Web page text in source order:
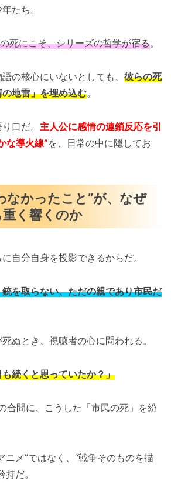
たち。
死にこそ、シリーズの哲学が宿る。
の核心にいないとしても、 彼らの死
地雷」を埋め込む。
口だ。 主人公に感情の連鎖反応を引
な導火線”を、日常の中に隠してお
なかったこと”が、なぜ
く響くのか
自分自身を投影できるからだ。
を取らない、ただの親であり市民だ
ぬとき、視聴者の心に問われる。
続くと思っていたか？」
合間に、こうした「市民の死」を紛
ニメ”ではなく、“戦争そのものを描
だ。